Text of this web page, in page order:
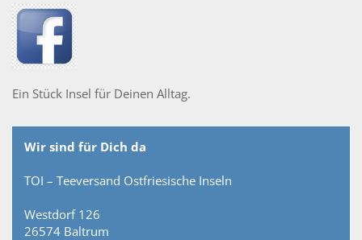
Ein Stück Insel für Deinen Alltag.
Wir sind für Dich da
TOI – Teeversand Ostfriesische Inseln
Westdorf 126
26574 Baltrum